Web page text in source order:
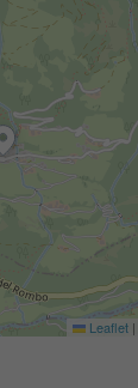
Leaflet |